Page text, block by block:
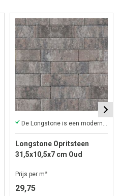
De Longstone is een moderne, elegante steen
Longstone Opritsteen
31,5x10,5x7 cm Oud
Prijs per m²
29,75